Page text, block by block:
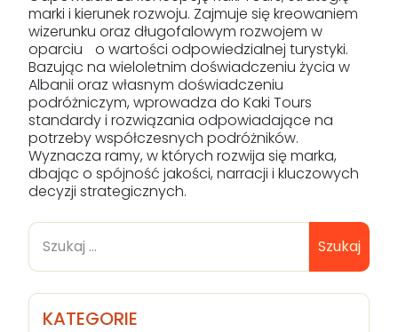
marki i kierunek rozwoju. Zajmuje się kreowaniem
wizerunku oraz długofalowym rozwojem w
oparciu o wartości odpowiedzialnej turystyki.
Bazując na wieloletnim doświadczeniu życia w
Albanii oraz własnym doświadczeniu
podróżniczym, wprowadza do Kaki Tours
standardy i rozwiązania odpowiadające na
potrzeby współczesnych podróżników.
Wyznacza ramy, w których rozwija się marka,
dbając o spójność jakości, narracji i kluczowych
decyzji strategicznych.
Szukaj
KATEGORIE